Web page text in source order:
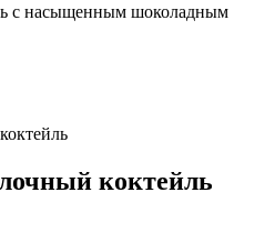
с насыщенным шоколадным
коктейль